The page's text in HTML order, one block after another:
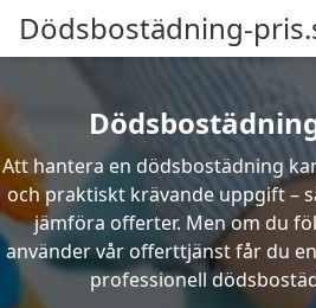
Dödsbostädning-
Att hantera en dödsbostädning
och praktiskt krävande uppgift –
jämföra offerter. Men om du
använder vår offerttjänst får du
professionell